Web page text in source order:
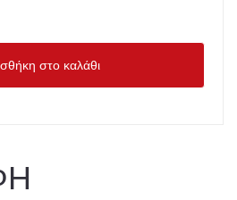
στο καλάθι